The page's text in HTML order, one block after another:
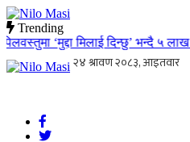
Trending
‘मुद्दा मिलाई दिन्छु’ भन्दै ५ लाख